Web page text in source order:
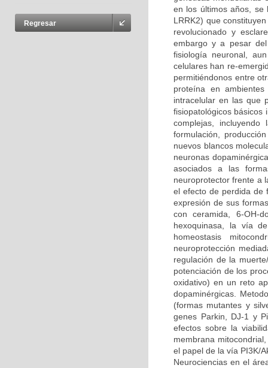
Regresar
en los últimos años, se
LRRK2) que
revolucionado y
embargo y a pesar
fisiología neuronal,
celulares han re-
permitiéndonos entre
proteína en
intracelular en las que
fisiopatológicos básicos
complejas,
formulación,
nuevos blancos
neuronas
asociados a las
neuroprotector frente a
el efecto de perdida de
expresión de sus
con ceramida, 6-OH-
hexoquinasa, la vía
homeostasis
neuroprotección
regulación de la
potenciación de los
oxidativo) en un reto
dopaminérgicas.
(formas mutantes y
genes Parkin, DJ-1 y
efectos sobre la
membrana
el papel de la vía PI3K/
Neurociencias en el